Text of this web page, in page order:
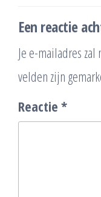
Een reactie
Je e-mailadres
velden zijn
Reactie *